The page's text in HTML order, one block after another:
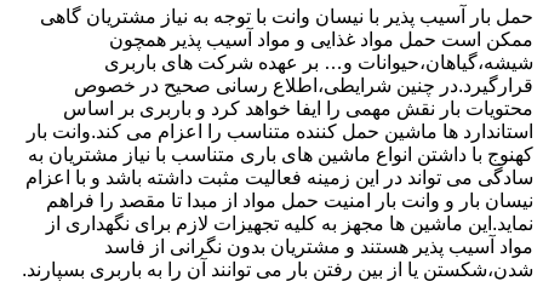
حمل بار آسیب پذیر با نیسان وانت با توجه به نیاز مشتریان گاهی
ممکن است حمل مواد غذایی و مواد آسیب پذیر همچون
شیشه،گیاهان،حیوانات و… بر عهده شرکت های باربری
قرارگیرد.در چنین شرایطی،اطلاع رسانی صحیح در خصوص
محتویات بار نقش مهمی را ایفا خواهد کرد و باربری بر اساس
استاندارد ها ماشین حمل کننده متناسب را اعزام می کند.وانت بار
کهنوج با داشتن انواع ماشین های باری متناسب با نیاز مشتریان به
سادگی می تواند در این زمینه فعالیت مثبت داشته باشد و با اعزام
نیسان بار و وانت بار امنیت حمل مواد از مبدا تا مقصد را فراهم
نماید.این ماشین ها مجهز به کلیه تجهیزات لازم برای نگهداری از
مواد آسیب پذیر هستند و مشتریان بدون نگرانی از فاسد
شدن،شکستن یا از بین رفتن بار می توانند آن را به باربری بسپارند.